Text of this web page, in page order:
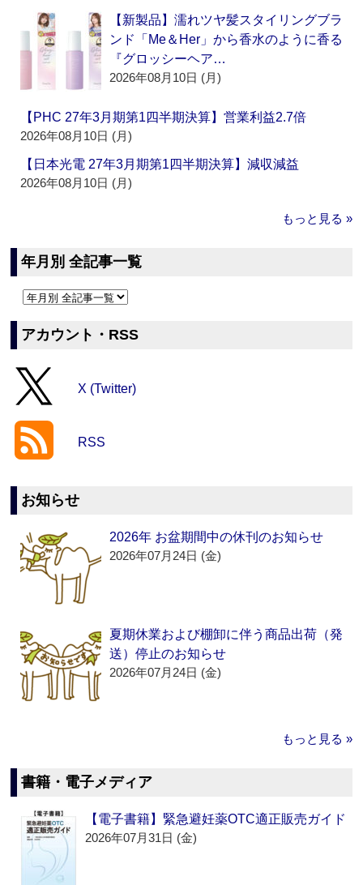
【新製品】濡れツヤ髪スタイリングブラ
ンド「Me＆Her」から香水のように香る
『グロッシーヘア…
2026年08月10日 (月)
【PHC 27年3月期第1四半期決算】営業利益2.7倍
2026年08月10日 (月)
【日本光電 27年3月期第1四半期決算】減収減益
2026年08月10日 (月)
もっと見る »
年月別 全記事一覧
アカウント・RSS
X (Twitter)
RSS
お知らせ
2026年 お盆期間中の休刊のお知らせ
2026年07月24日 (金)
夏期休業および棚卸に伴う商品出荷（発
送）停止のお知らせ
2026年07月24日 (金)
もっと見る »
書籍・電子メディア
【電子書籍】緊急避妊薬OTC適正販売ガイド
2026年07月31日 (金)